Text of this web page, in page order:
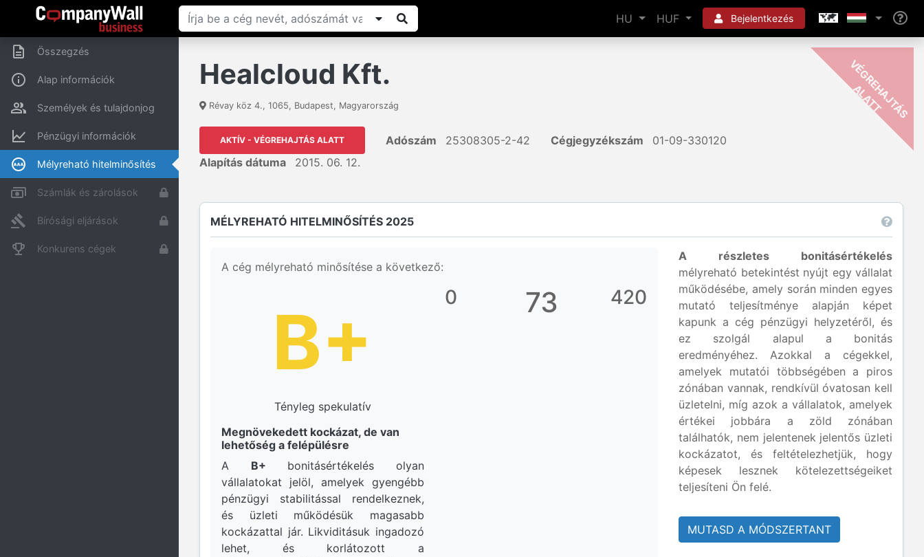
HU HUF Bejelentkezés
Összegzés
Alap információk
Személyek és tulajdonjog
Pénzügyi információk
Mélyreható hitelminősítés
Számlák és zárolások
Bírósági eljárások
Konkurens cégek
Healcloud Kft.
Révay köz 4., 1065, Budapest, Magyarország -
H
A
T
AKTÍV - VÉGREHAJTÁS ALATT Adószám 25308305-2-42 Cégjegyzékszám
01-09-330120
Alapítás dátuma
2015. 06. 12.
MÉLYREHATÓ HITELMINŐSÍTÉS 2025
A cég mélyreható minősítése a következő:
B+
Tényleg spekulatív
Megnövekedett kockázat, de van
lehetőség a felépülésre
A B+ bonitásértékelés olyan
vállalatokat jelöl, amelyek gyengébb
pénzügyi stabilitással rendelkeznek,
és üzleti működésük magasabb
kockázattal jár. Likviditásuk ingadozó
lehet, és korlátozott a
0 73 420
A részletes bonitásértékelés
mélyreható betekintést nyújt egy vállalat
működésébe, amely során minden egyes
mutató teljesítménye alapján képet
kapunk a cég pénzügyi helyzetéről, és
ez szolgál alapul a bonitás
eredményéhez. Azokkal a cégekkel,
amelyek mutatói többségében a piros
zónában vannak, rendkívül óvatosan kell
üzletelni, míg azok a vállalatok, amelyek
értékei jobbára a zöld zónában
találhatók, nem jelentenek jelentős üzleti
kockázatot, és feltételezhetjük, hogy
képesek lesznek kötelezettségeiket
teljesíteni Ön felé.
MUTASD A MÓDSZERTANT